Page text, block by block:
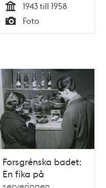
Tid
1943 till 1958
Typ
Foto
Forsgrénska badet:
En fika på
serveringen